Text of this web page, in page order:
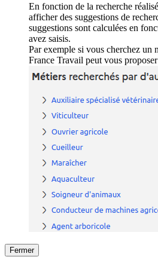
En fonction de la recherche
afficher des suggestions de
suggestions sont calculées en
avez saisis.
Par exemple si vous cherchez un
France Travail peut vous
Fermer